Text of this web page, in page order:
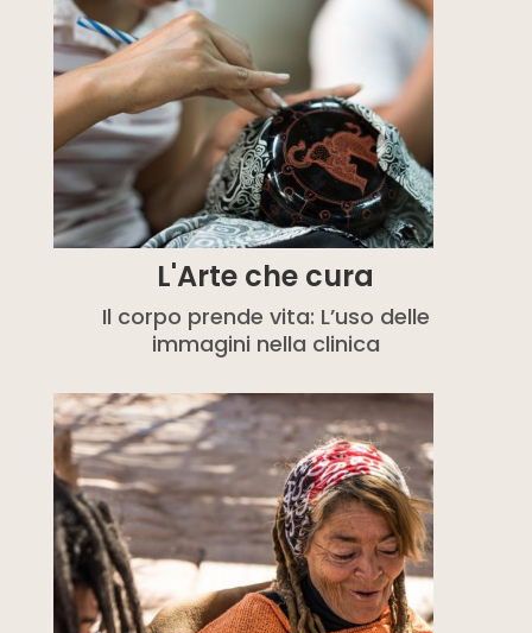
L'Arte che cura
Il corpo prende vita: L’uso delle
immagini nella clinica